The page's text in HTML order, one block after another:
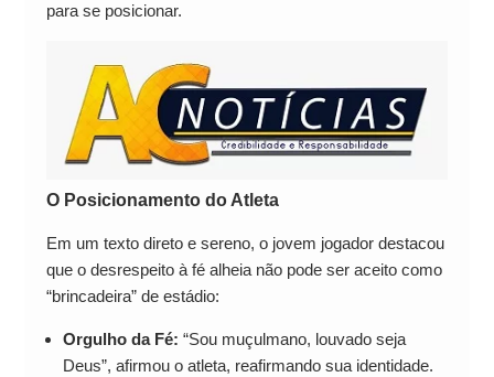
para se posicionar.
O Posicionamento do Atleta
Em um texto direto e sereno, o jovem jogador destacou
que o desrespeito à fé alheia não pode ser aceito como
“brincadeira” de estádio:
Orgulho da Fé: “Sou muçulmano, louvado seja
Deus”, afirmou o atleta, reafirmando sua identidade.